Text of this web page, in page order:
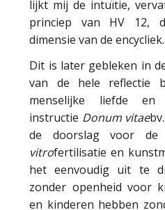
lijkt mij de intuïtie,
princiep van HV 12,
dimensie van de encycliek.
Dit is later gebleken in
van de hele reflectie
menselijke liefde
instructie Donum vitae
de doorslag voor de
vitrofertilisatie en
het eenvoudig uit te
zonder openheid voor
en kinderen hebben